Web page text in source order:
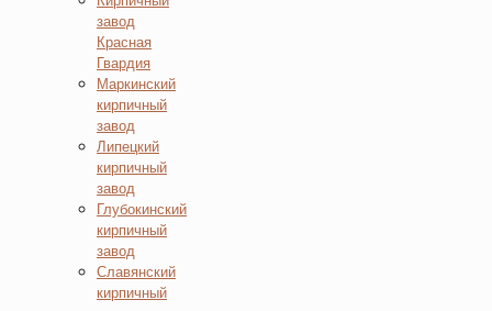
завод
Красная
Гвардия
Маркинский
кирпичный
завод
Липецкий
кирпичный
завод
Глубокинский
кирпичный
завод
Славянский
кирпичный